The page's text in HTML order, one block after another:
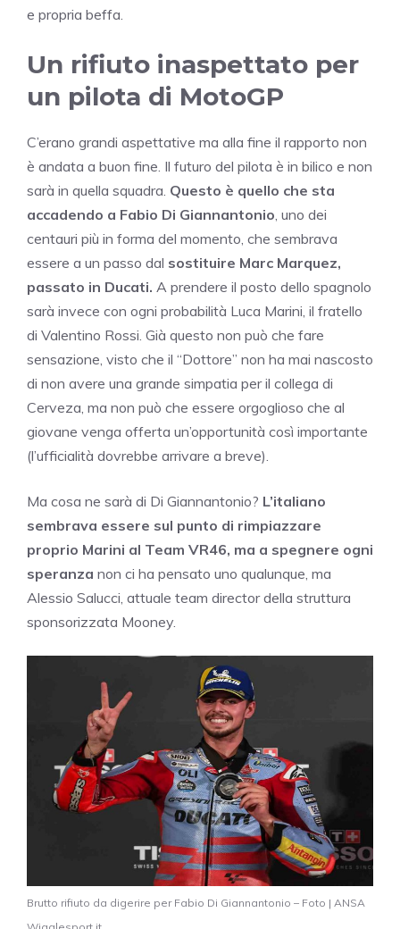
e propria beffa.
Un rifiuto inaspettato per
un pilota di MotoGP
C’erano grandi aspettative ma alla fine il rapporto non
è andata a buon fine. Il futuro del pilota è in bilico e non
sarà in quella squadra. Questo è quello che sta
accadendo a Fabio Di Giannantonio , uno dei
centauri più in forma del momento, che sembrava
essere a un passo dal sostituire Marc Marquez,
passato in Ducati. A prendere il posto dello spagnolo
sarà invece con ogni probabilità Luca Marini, il fratello
di Valentino Rossi. Già questo non può che fare
sensazione, visto che il “Dottore” non ha mai nascosto
di non avere una grande simpatia per il collega di
Cerveza, ma non può che essere orgoglioso che al
giovane venga offerta un’opportunità così importante
(l’ufficialità dovrebbe arrivare a breve).
Ma cosa ne sarà di Di Giannantonio? L’italiano
sembrava essere sul punto di rimpiazzare
proprio Marini al Team VR46, ma a spegnere ogni
speranza non ci ha pensato uno qualunque, ma
Alessio Salucci, attuale team director della struttura
sponsorizzata Mooney.
Brutto rifiuto da digerire per Fabio Di Giannantonio – Foto | ANSA